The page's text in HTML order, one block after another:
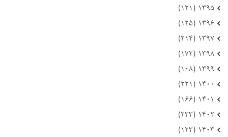
۱۳۹۵ (۱۲۱)
۱۳۹۶ (۱۲۵)
۱۳۹۷ (۲۱۴)
۱۳۹۸ (۱۷۲)
۱۳۹۹ (۱۰۸)
۱۴۰۰ (۲۲۱)
۱۴۰۱ (۱۶۶)
۱۴۰۲ (۲۳۳)
۱۴۰۳ (۱۲۳)